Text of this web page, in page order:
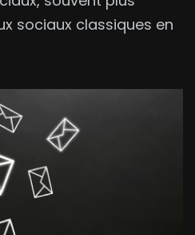
sociaux classiques en